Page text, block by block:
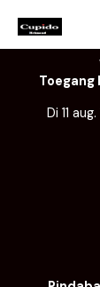
naar
de
Toegang
Di 11